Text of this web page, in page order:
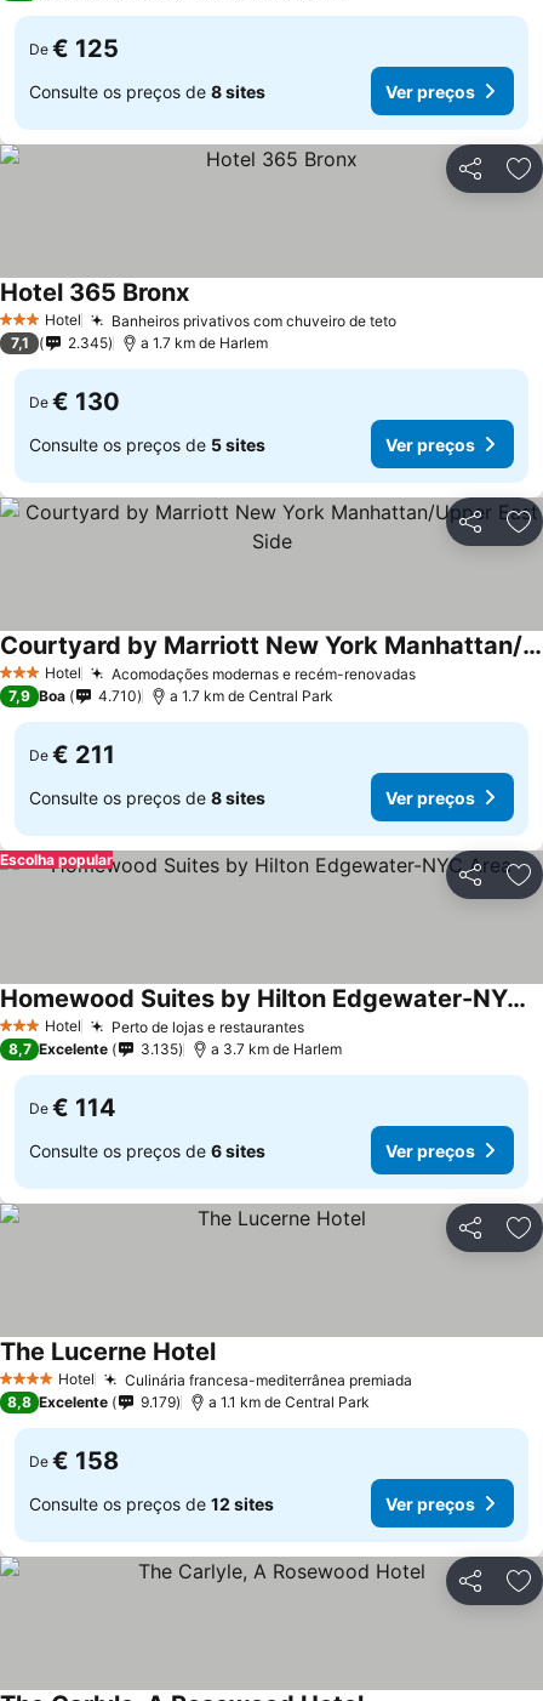
De € 125
Consulte os preços de 8 sites Ver preços
Partilhar
3 EstrelasHotel Banheiros privativos com chuveiro de teto
Hotel 365 Bronx
7,1 2.345 a 1.7 km de Harlem
De € 130
Consulte os preços de 5 sites Ver preços
Partilhar
3 EstrelasHotel Acomodações modernas e recém-renovadas
Courtyard by Marriott New York Manhattan/Upper East Side
7,9 Boa 4.710 a 1.7 km de Central Park
De € 211
Consulte os preços de 8 sites Ver preços
Partilhar
Escolha popular
3 EstrelasHotel Perto de lojas e restaurantes
Homewood Suites by Hilton Edgewater-NYC Area
8,7 Excelente 3.135 a 3.7 km de Harlem
De € 114
Consulte os preços de 6 sites Ver preços
Partilhar
4 EstrelasHotel Culinária francesa-mediterrânea premiada
The Lucerne Hotel
8,8 Excelente 9.179 a 1.1 km de Central Park
De € 158
Consulte os preços de 12 sites Ver preços
Partilhar